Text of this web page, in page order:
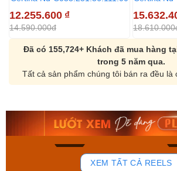
12.255.600 ₫
14.590.000đ
Đã có 155,724+ Khách đã mua hàng
trong 5 năm qua.
Tất cả sản phẩm chúng tôi bán ra đều là
181
Orient Nam RA-
Mua ngay
XEM TẤT CẢ REELS